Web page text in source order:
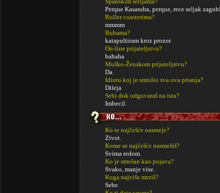
Perque Kasandra, perque, rece seljak
Roller coasterima?
mmmm
Bubama?
katapultiram kroz prozor
On-line prijateljstvu?
hahaha
Muško-Ženskom prijateljstvu?
Da.
Idiotu koj je smislio sva ova pitanja?
Dileja.
Sebi dok odgovaraš na ista?
Imbecil.
Ko te najčešće nasmeje?
Zivot.
Kome se najčešće nasmešiš?
Svima redom.
Ko je smešan kao pojava?
Svako, manje vise.
Koga najviše mrziš?
Sebe.